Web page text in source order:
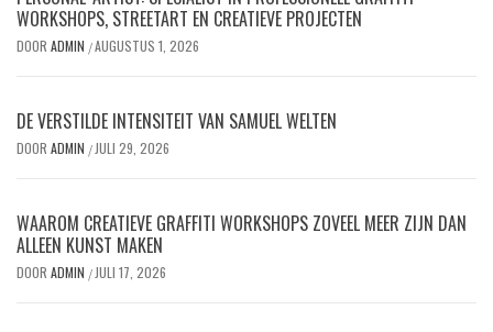
WORKSHOPS, STREETART EN CREATIEVE PROJECTEN
DOOR ADMIN /AUGUSTUS 1, 2026
DE VERSTILDE INTENSITEIT VAN SAMUEL WELTEN
DOOR ADMIN / JULI 29, 2026
WAAROM CREATIEVE GRAFFITI WORKSHOPS ZOVEEL MEER ZIJN DAN
ALLEEN KUNST MAKEN
DOOR ADMIN / JULI 17, 2026